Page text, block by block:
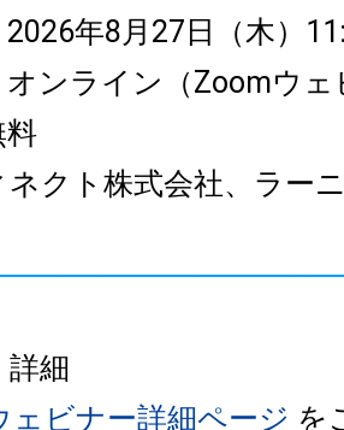
2026年8月27日（木）
オンライン（Zoomウェ
料
ネクト株式会社、ラー
詳細
ェビナー詳細ページ を